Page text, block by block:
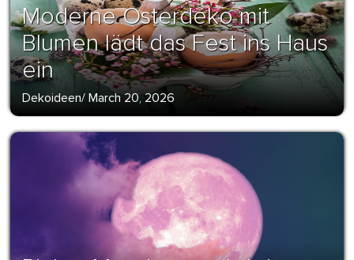
Moderne Osterdeko mit
Blumen lädt das Fest ins Haus
ein
Dekoideen/ March 20, 2026